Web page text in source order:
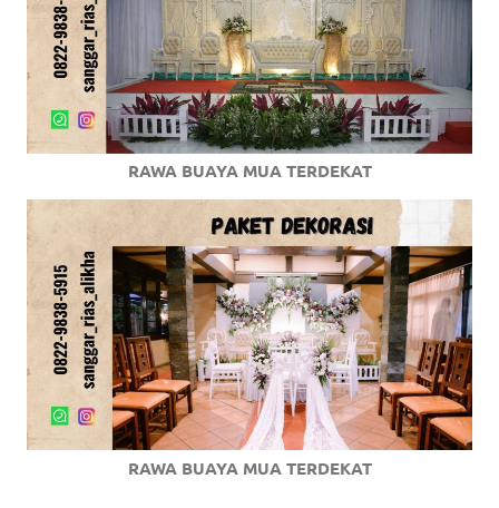
RAWA BUAYA MUA TERDEKAT
RAWA BUAYA MUA TERDEKAT